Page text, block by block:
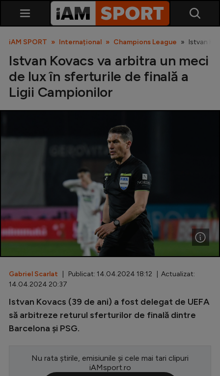
Cupa României
Echipa Națională
Fotbal feminin
Special
Diverse
Inedit
Europa League
iAM SPORT Internațional Champions League Istvan
Istvan Kovacs va arbitra un meci
de lux în sferturile de finală a
Ligii Campionilor
Gabriel Scarlat | Publicat: 14.04.2024 18:12 | Actualizat:
14.04.2024 20:37
Istvan Kovacs (39 de ani) a fost delegat de UEFA
să arbitreze returul sferturilor de finală dintre
Barcelona și PSG.
Nu rata știrile, emisiunile și cele mai tari clipuri
iAMsport.ro